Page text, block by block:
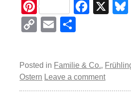
Pi
nt
er
st
F
b
o
X
C
y
Li
E
n
Posted in Familie & Co.,
Ostern Leave a comment